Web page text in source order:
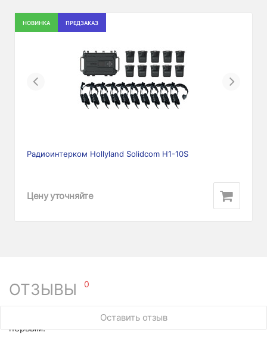
НОВИНКА ПРЕДЗАКАЗ
Previous Next
Радиоинтерком Hollyland Solidcom H1-10S
Цену уточняйте
ОТЗЫВЫ 0
Оставить отзыв
У этого товара нет ни одного отзыва. Вы можете стать
первым.